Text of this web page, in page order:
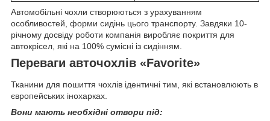
Автомобільні чохли створюються з урахуванням
особливостей, форми сидінь цього транспорту. Завдяки 10-
річному досвіду роботи компанія виробляє покриття для
автокрісел, які на 100% сумісні із сидінням.
Переваги авточохлів «Favorite»
Тканини для пошиття чохлів ідентичні тим, які встановлюють в
європейських інохарках.
Вони мають необхідні отвори під: